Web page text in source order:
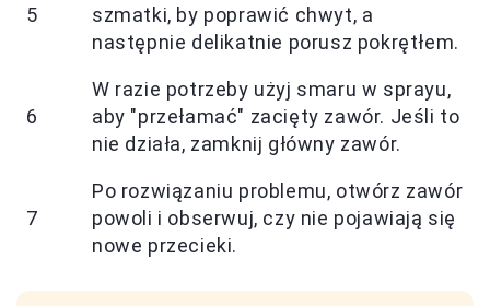
5
szmatki, by poprawić chwyt, a
następnie delikatnie porusz pokrętłem.
6
W razie potrzeby użyj smaru w sprayu,
aby "przełamać" zacięty zawór. Jeśli to
nie działa, zamknij główny zawór.
7
Po rozwiązaniu problemu, otwórz zawór
powoli i obserwuj, czy nie pojawiają się
nowe przecieki.